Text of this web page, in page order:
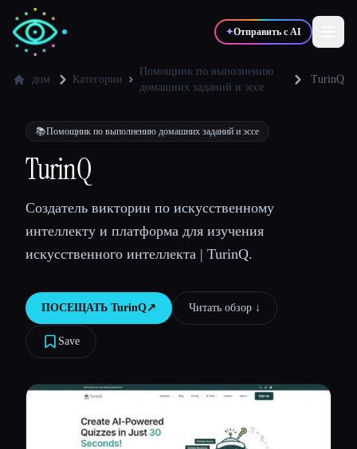
✦Отправить с AI
💻 Разработчики
🎓Студенты 🎬Креаторы
Блог
Сравнить инструменты
Все категории
дом Категории
Помощник по выполнению
домашних заданий и эссе
TurinQ
📚Помощник по выполнению домашних заданий и эссе
TurinQ
Создатель викторин по искусственному
интеллекту и платформа для изучения
искусственного интеллекта | TurinQ.
ПОСЕЩАТЬ TurinQ↗︎ Читать обзор ↓︎
Save